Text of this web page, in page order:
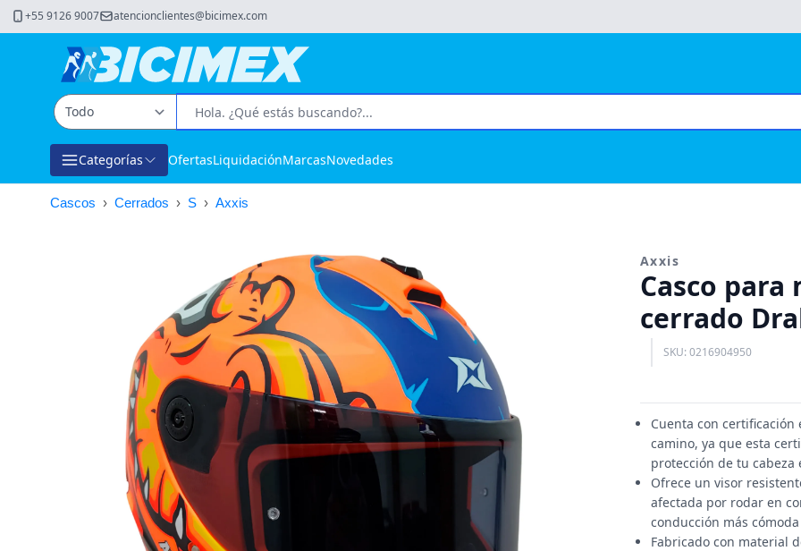
+55 9126 9007 atencionclientes@bicimex.com
Categorías OfertasLiquidaciónMarcasNovedades
Cascos › Cerrados › S › Axxis
Axxis
Casco
cerrado
SKU: 0216904950
Cuenta con
camino, ya que esta
protección de tu
Ofrece un visor
afectada por rodar en
conducción más
Fabricado con material